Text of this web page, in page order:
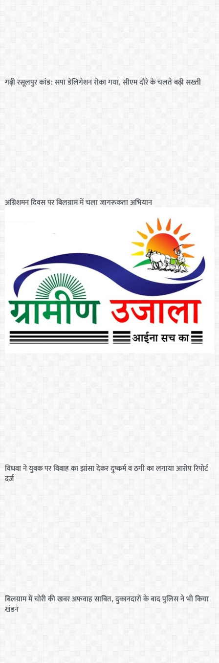
गढ़ी रसूलपुर कांड: सपा डेलिगेशन रोका गया, सीएम दौरे के चलते बढ़ी सख्ती
अग्निशमन दिवस पर बिलग्राम में चला जागरूकता अभियान
विधवा ने युवक पर विवाह का झांसा देकर दुष्कर्म व ठगी का लगाया आरोप रिपोर्ट
दर्ज
बिलग्राम में चोरी की खबर अफवाह साबित, दुकानदारों के बाद पुलिस ने भी किया
खंडन